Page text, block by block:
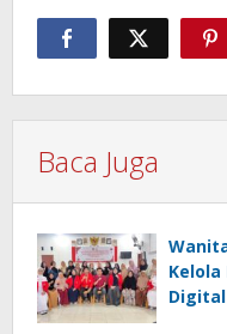
Baca Juga